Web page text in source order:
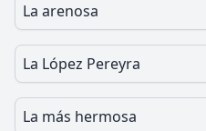
La arenosa
La López Pereyra
La más hermosa